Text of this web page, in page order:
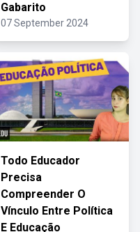
Gabarito
07 September 2024
Todo Educador
Precisa
Compreender O
Vínculo Entre Política
E Educação